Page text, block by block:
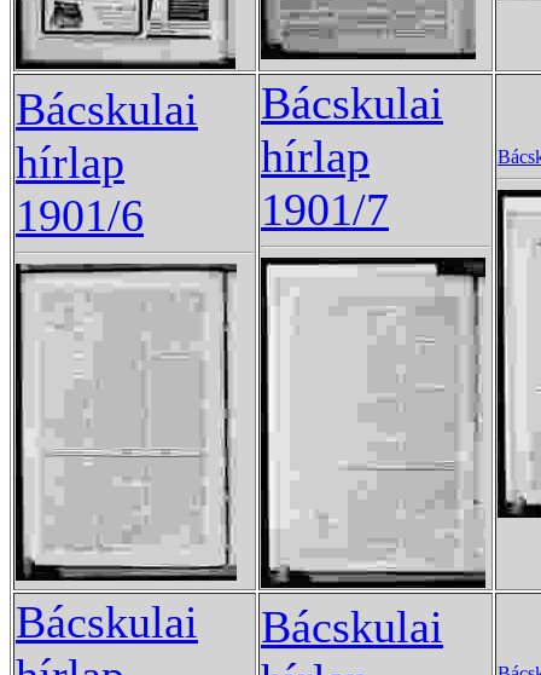
Bácskulai
hírlap
1901/6
Bácskulai
hírlap
1901/7
Bácskulai
Bácskulai